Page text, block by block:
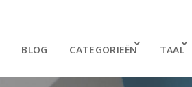
BLOG CATEGORIEËN TAAL